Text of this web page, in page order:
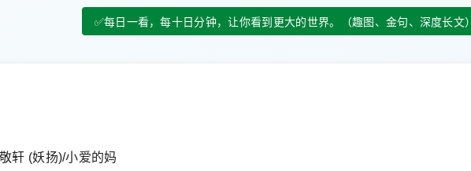
✅每日一看，每十日分钟，让你看到更大的世界。（趣图、金句、深度长文）
轩 (妖扬)/小爱的妈